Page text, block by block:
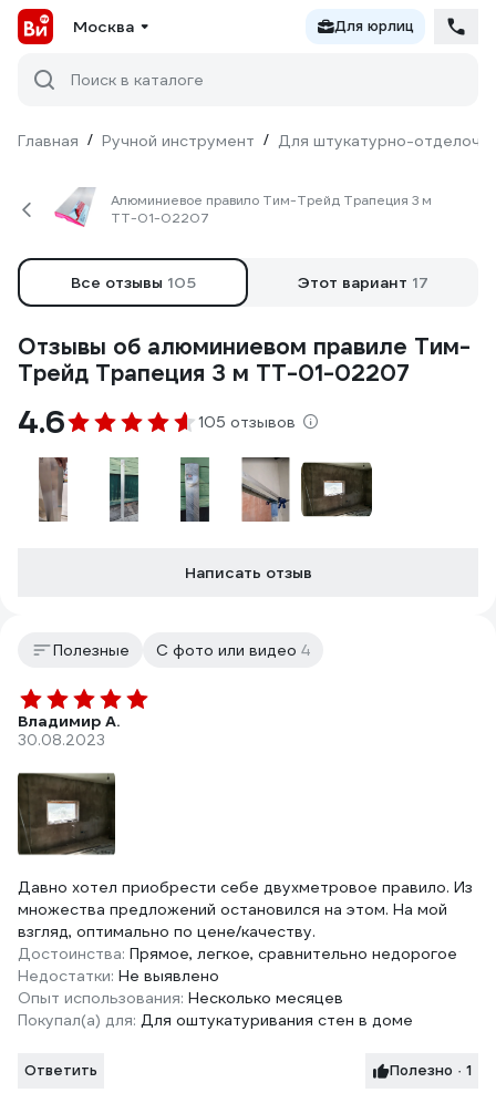
Москва Для юрлиц
Поиск в каталоге
Главная / Ручной инструмент / Для штукатурно-
Алюминиевое правило Тим-Трейд Трапеция 3 м
ТТ-01-02207
Все отзывы 105 Этот вариант 17
Отзывы об алюминиевом правиле Тим-
Трейд Трапеция 3 м ТТ-01-02207
4.6 105 отзывов
Написать отзыв
Полезные С фото или видео 4
Владимир А.
30.08.2023
Давно хотел приобрести себе двухметровое правило. Из
множества предложений остановился на этом. На мой
взгляд, оптимально по цене/качеству.
Достоинства: Прямое, легкое, сравнительно недорогое
Недостатки: Не выявлено
Опыт использования: Несколько месяцев
Покупал(а) для: Для оштукатуривания стен в доме
Ответить Полезно · 1